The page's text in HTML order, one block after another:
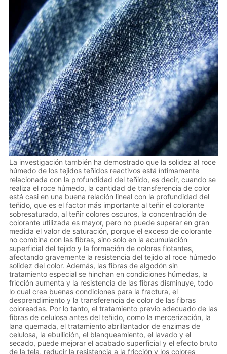
La investigación también ha demostrado que la solidez al roce
húmedo de los tejidos teñidos reactivos está íntimamente
relacionada con la profundidad del teñido, es decir, cuando se
realiza el roce húmedo, la cantidad de transferencia de color
está casi en una buena relación lineal con la profundidad del
teñido, que es el factor más importante al teñir el colorante
sobresaturado, al teñir colores oscuros, la concentración de
colorante utilizada es mayor, pero no puede superar en gran
medida el valor de saturación, porque el exceso de colorante
no combina con las fibras, sino solo en la acumulación
superficial del tejido y la formación de colores flotantes,
afectando gravemente la resistencia del tejido al roce húmedo
solidez del color. Además, las fibras de algodón sin
tratamiento especial se hinchan en condiciones húmedas, la
fricción aumenta y la resistencia de las fibras disminuye, todo
lo cual crea buenas condiciones para la fractura, el
desprendimiento y la transferencia de color de las fibras
coloreadas. Por lo tanto, el tratamiento previo adecuado de las
fibras de celulosa antes del teñido, como la mercerización, la
lana quemada, el tratamiento abrillantador de enzimas de
celulosa, la ebullición, el blanqueamiento, el lavado y el
secado, puede mejorar el acabado superficial y el efecto bruto
de la tela, reducir la resistencia a la fricción y los colores